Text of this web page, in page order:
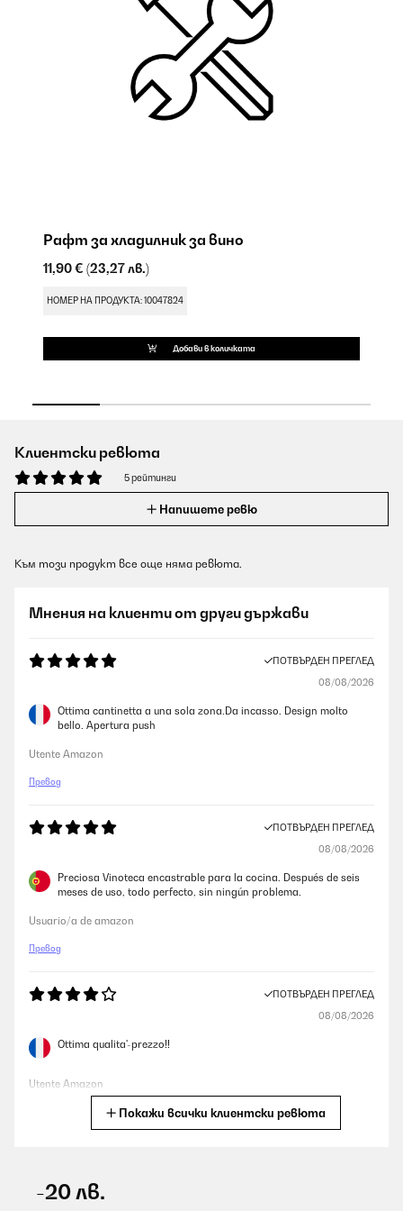
Рафт за хладилник за вино
11,90 € (23,27 лв.)
НОМЕР НА ПРОДУКТА: 10047824
Добави в количката
Клиентски ревюта
5 рейтинги
Напишете ревю
Към този продукт все още няма ревюта.
Мнения на клиенти от други държави
ПОТВЪРДЕН ПРЕГЛЕД
08/08/2026
Ottima cantinetta a una sola zona.Da incasso. Design molto
bello. Apertura push
Utente Amazon
Превод
ПОТВЪРДЕН ПРЕГЛЕД
08/08/2026
Preciosa Vinoteca encastrable para la cocina. Después de seis
meses de uso, todo perfecto, sin ningún problema.
Usuario/a de amazon
Превод
ПОТВЪРДЕН ПРЕГЛЕД
08/08/2026
Ottima qualita'-prezzo!!
Utente Amazon
Покажи всички клиентски ревюта
-20 лв.